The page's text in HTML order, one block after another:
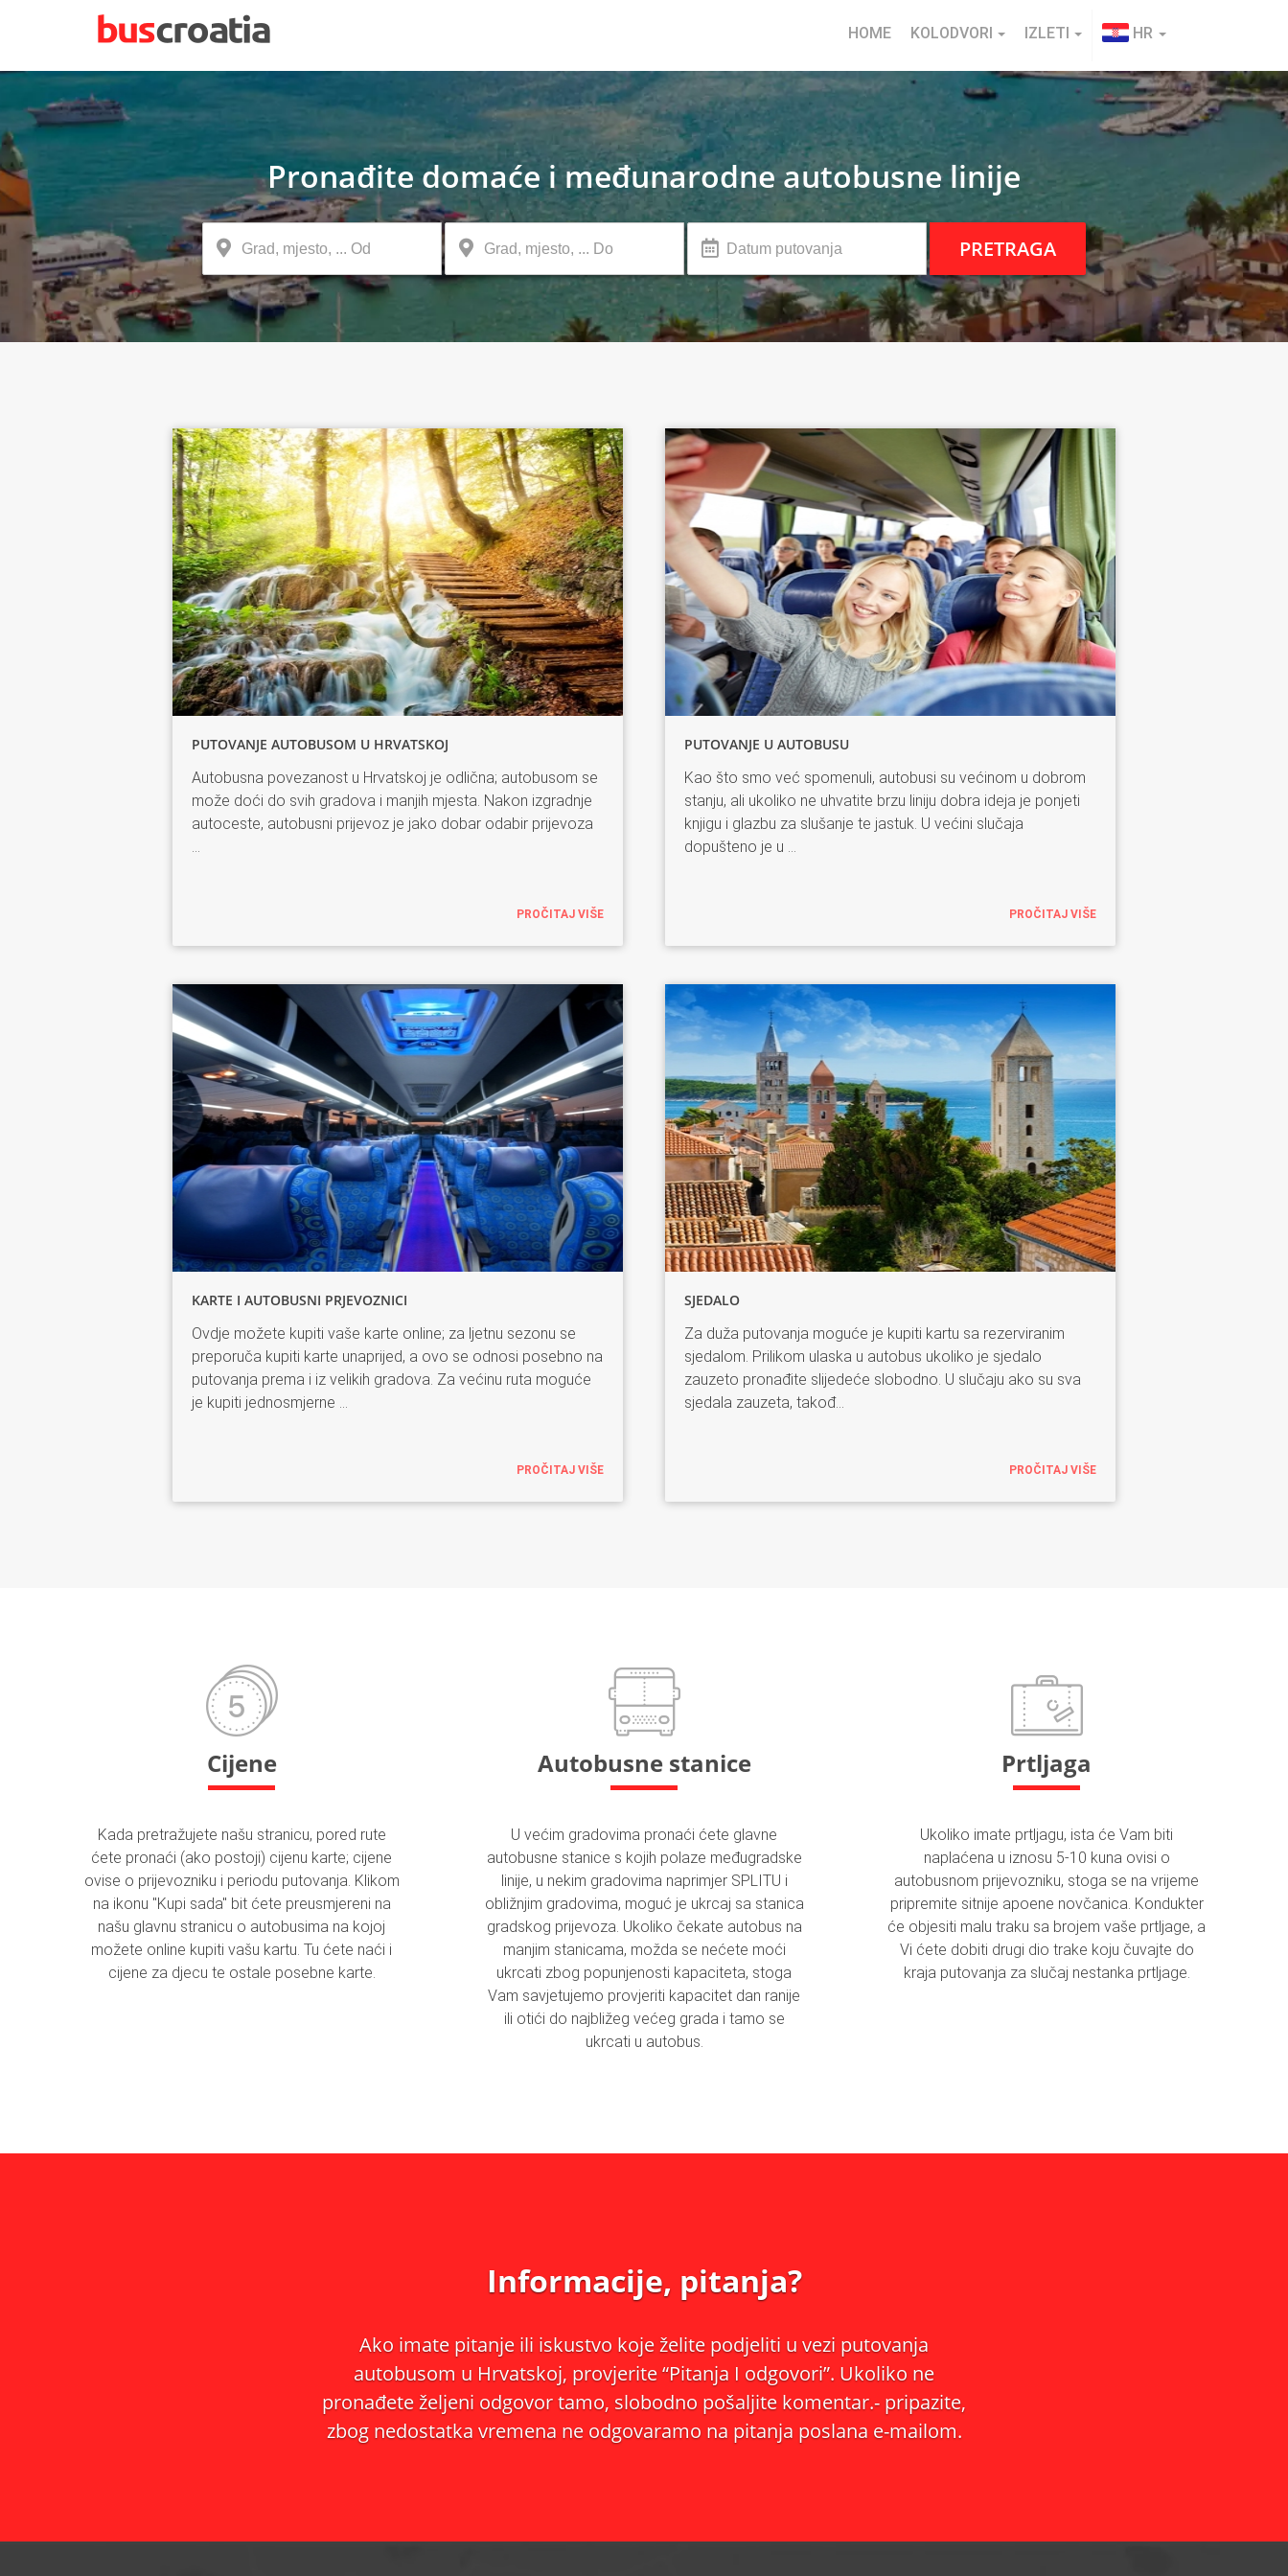
HOME KOLODVORI IZLETI HR
Pronađite domaće i međunarodne autobusne linije
PRETRAGA
PUTOVANJE AUTOBUSOM U HRVATSKOJ
Autobusna povezanost u Hrvatskoj je odlična; autobusom se
može doći do svih gradova i manjih mjesta. Nakon izgradnje
autoceste, autobusni prijevoz je jako dobar odabir prijevoza
...
PROČITAJ VIŠE
PUTOVANJE U AUTOBUSU
Kao što smo već spomenuli, autobusi su većinom u dobrom
stanju, ali ukoliko ne uhvatite brzu liniju dobra ideja je ponjeti
knjigu i glazbu za slušanje te jastuk. U većini slučaja
dopušteno je u ...
PROČITAJ VIŠE
KARTE I AUTOBUSNI PRJEVOZNICI
Ovdje možete kupiti vaše karte online; za ljetnu sezonu se
preporuča kupiti karte unaprijed, a ovo se odnosi posebno na
putovanja prema i iz velikih gradova. Za većinu ruta moguće
je kupiti jednosmjerne ...
PROČITAJ VIŠE
SJEDALO
Za duža putovanja moguće je kupiti kartu sa rezerviranim
sjedalom. Prilikom ulaska u autobus ukoliko je sjedalo
zauzeto pronađite slijedeće slobodno. U slučaju ako su sva
sjedala zauzeta, takođ...
PROČITAJ VIŠE
Cijene
Kada pretražujete našu stranicu, pored rute
ćete pronaći (ako postoji) cijenu karte; cijene
ovise o prijevozniku i periodu putovanja. Klikom
na ikonu "Kupi sada" bit ćete preusmjereni na
našu glavnu stranicu o autobusima na kojoj
možete online kupiti vašu kartu. Tu ćete naći i
cijene za djecu te ostale posebne karte.
Autobusne stanice
U većim gradovima pronaći ćete glavne
autobusne stanice s kojih polaze međugradske
linije, u nekim gradovima naprimjer SPLITU i
obližnjim gradovima, moguć je ukrcaj sa stanica
gradskog prijevoza. Ukoliko čekate autobus na
manjim stanicama, možda se nećete moći
ukrcati zbog popunjenosti kapaciteta, stoga
Vam savjetujemo provjeriti kapacitet dan ranije
ili otići do najbližeg većeg grada i tamo se
ukrcati u autobus.
Prtljaga
Ukoliko imate prtljagu, ista će Vam biti
naplaćena u iznosu 5-10 kuna ovisi o
autobusnom prijevozniku, stoga se na vrijeme
pripremite sitnije apoene novčanica. Kondukter
će objesiti malu traku sa brojem vaše prtljage, a
Vi ćete dobiti drugi dio trake koju čuvajte do
kraja putovanja za slučaj nestanka prtljage.
Informacije, pitanja?
Ako imate pitanje ili iskustvo koje želite podjeliti u vezi putovanja
autobusom u Hrvatskoj, provjerite “Pitanja I odgovori”. Ukoliko ne
pronađete željeni odgovor tamo, slobodno pošaljite komentar.- pripazite,
zbog nedostatka vremena ne odgovaramo na pitanja poslana e-mailom.